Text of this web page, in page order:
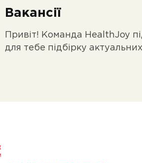
Вакансії
Привіт! Команда HealthJoy
для тебе підбірку